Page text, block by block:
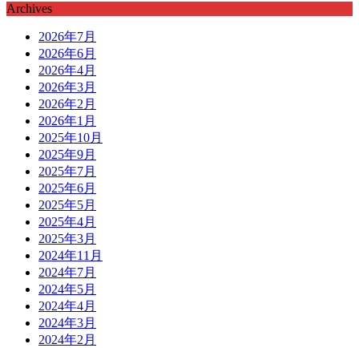
Archives
2026年7月
2026年6月
2026年4月
2026年3月
2026年2月
2026年1月
2025年10月
2025年9月
2025年7月
2025年6月
2025年5月
2025年4月
2025年3月
2024年11月
2024年7月
2024年5月
2024年4月
2024年3月
2024年2月